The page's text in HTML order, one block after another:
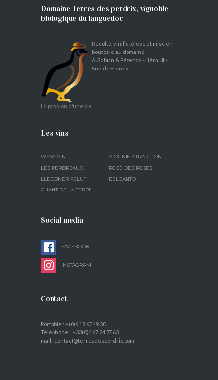
Domaine Terres des perdrix, vignoble
biologique du languedoc
La passion d'une vie
Récolté, vinifié, élevé et mise en
bouteille au domaine.
A Gabian & Pézenas - Hérault -
Sud de France
Les vins
WYSS VIN
VIOGNIER TRADITION
LES PERDREAUX
ROSÉ DES ROSES
LLEDONER PELUT
BELCANTO
CHANT DE LA TERRE
Social media
FACEBOOK
INSTAGRAM
Contact
Portable : +(0)6 18 67 49 30
Téléphone : +33(0)4 67 24 77 63
mail : contact@terresdesperdrix.com